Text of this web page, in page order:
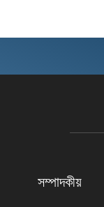
সম্পাদকীয়